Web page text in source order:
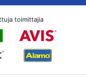
toimittajia